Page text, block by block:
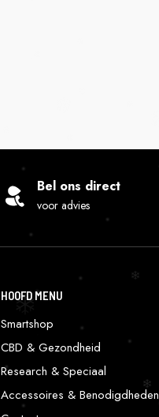
Bel ons direct
voor advies
HOOFD MENU
Smartshop
CBD & Gezondheid
Research & Speciaal
Accessoires & Benodigdheden